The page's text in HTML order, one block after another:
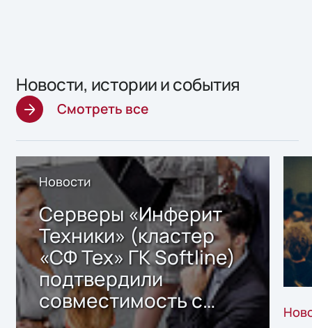
Новости, истории и события
Смотреть все
Новости
Серверы «Инферит
Техники» (кластер
«СФ Тех» ГК Softline)
подтвердили
совместимость с
решением Sharx